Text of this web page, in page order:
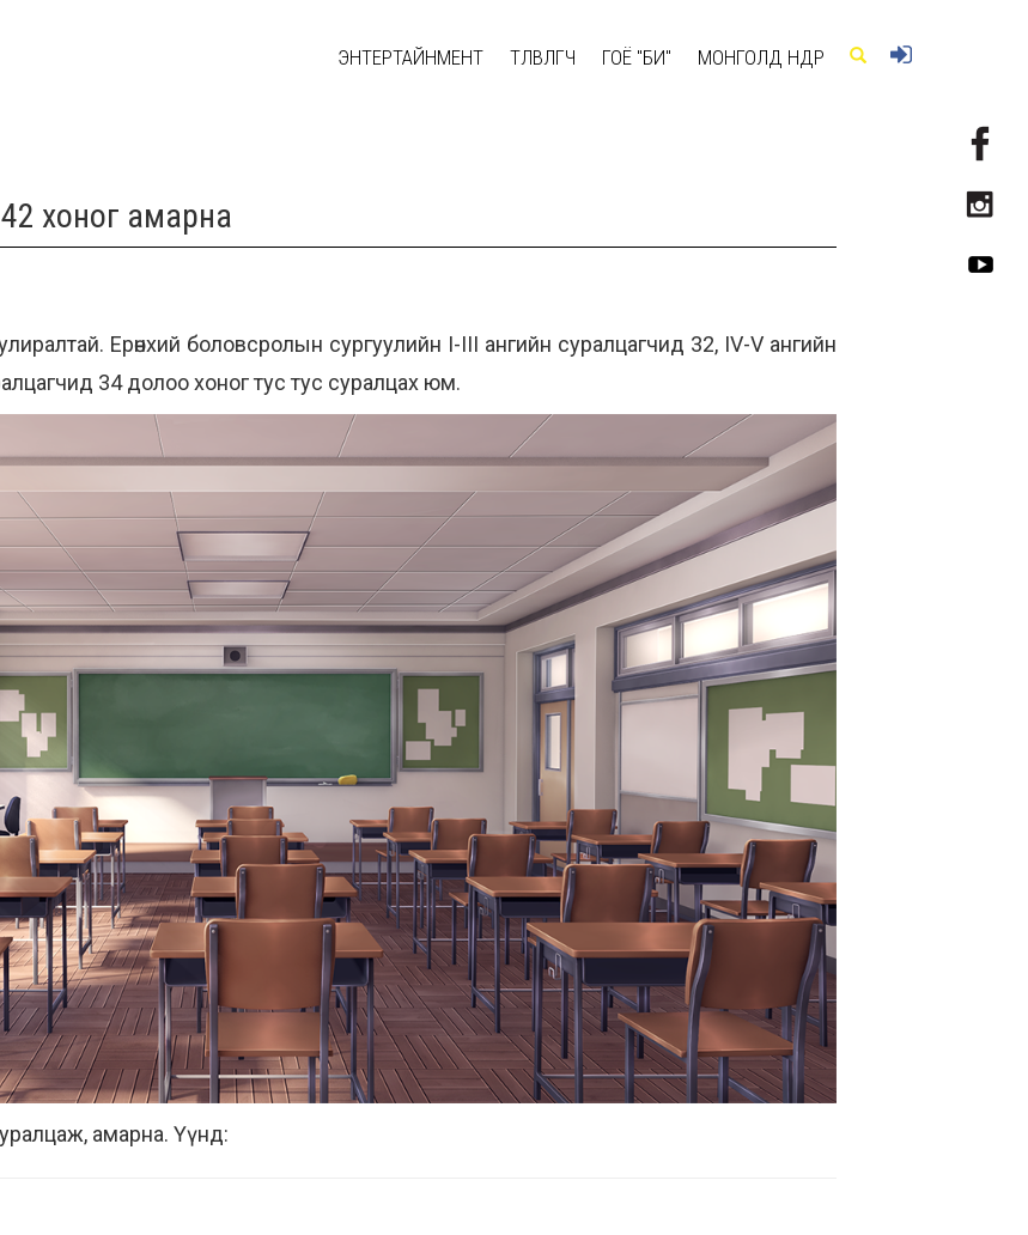
ЭНТЕРТАЙНМЕНТ ТӨЛӨВЛӨГЧ ГОЁ "БИ" МОНГОЛД ӨНӨӨДӨР
хоног амарна
Ерөнхий боловсролын сургуулийн I-III ангийн суралцагчид 32, IV-V ангийн
34 долоо хоног тус тус суралцах юм.
амарна. Үүнд: